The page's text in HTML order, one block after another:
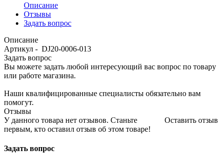
Описание
Отзывы
Задать вопрос
Описание
Артикул - DJ20-0006-013
Задать вопрос
Вы можете задать любой интересующий вас вопрос по товару
или работе магазина.
Наши квалифицированные специалисты обязательно вам
помогут.
Отзывы
Оставить отзыв
У данного товара нет отзывов. Станьте
первым, кто оставил отзыв об этом товаре!
Задать вопрос